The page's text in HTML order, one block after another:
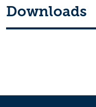
Downloads